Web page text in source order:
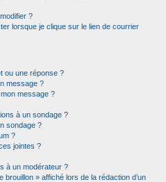
?
lorsque je clique sur le lien de courrier
ou une réponse ?
message ?
message ?
à un sondage ?
sondage ?
?
jointes ?
à un modérateur ?
» affiché lors de la rédaction d’un